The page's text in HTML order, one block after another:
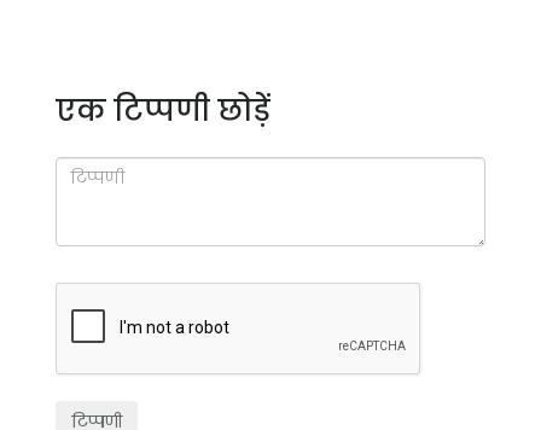
एक टिप्पणी छोड़ें